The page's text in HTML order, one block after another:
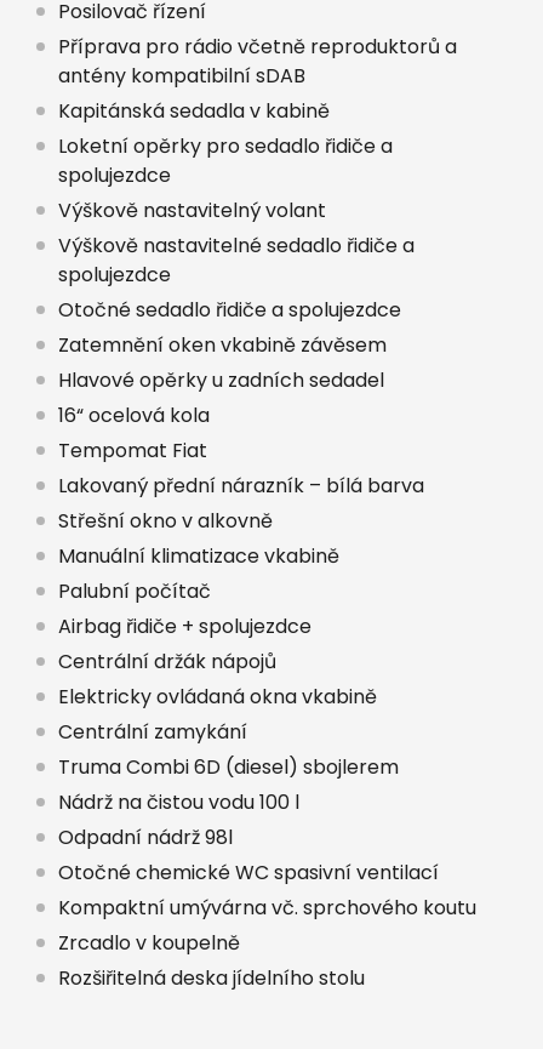
Posilovač řízení
Příprava pro rádio včetně reproduktorů a
antény kompatibilní sDAB
Kapitánská sedadla v kabině
Loketní opěrky pro sedadlo řidiče a
spolujezdce
Výškově nastavitelný volant
Výškově nastavitelné sedadlo řidiče a
spolujezdce
Otočné sedadlo řidiče a spolujezdce
Zatemnění oken vkabině závěsem
Hlavové opěrky u zadních sedadel
16“ ocelová kola
Tempomat Fiat
Lakovaný přední nárazník – bílá barva
Střešní okno v alkovně
Manuální klimatizace vkabině
Palubní počítač
Airbag řidiče + spolujezdce
Centrální držák nápojů
Elektricky ovládaná okna vkabině
Centrální zamykání
Truma Combi 6D (diesel) sbojlerem
Nádrž na čistou vodu 100 l
Odpadní nádrž 98l
Otočné chemické WC spasivní ventilací
Kompaktní umývárna vč. sprchového koutu
Zrcadlo v koupelně
Rozšiřitelná deska jídelního stolu